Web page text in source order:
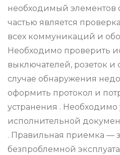
необходимый элементов
частью является
всех коммуникаций и
Необходимо проверить
выключателей, розеток
случае обнаружения
оформить протокол и
устранения .
исполнительной
. Правильная приемка —
безпроблемной